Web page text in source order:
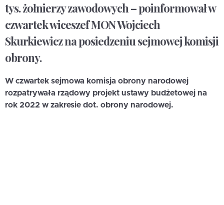
tys. żołnierzy zawodowych – poinformował w
czwartek wiceszef MON Wojciech
Skurkiewicz na posiedzeniu sejmowej komisji
obrony.
W czwartek sejmowa komisja obrony narodowej
rozpatrywała rządowy projekt ustawy budżetowej na
rok 2022 w zakresie dot. obrony narodowej.